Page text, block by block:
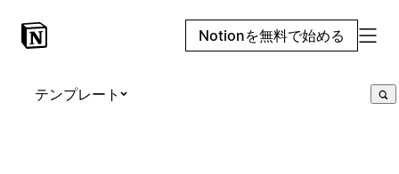
Notionを無料で始める
テンプレート